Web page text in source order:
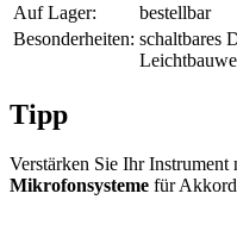
Auf Lager:
bestellbar
Besonderheiten: schaltbares
Tipp
Verstärken Sie Ihr Instrument
Mikrofonsysteme für